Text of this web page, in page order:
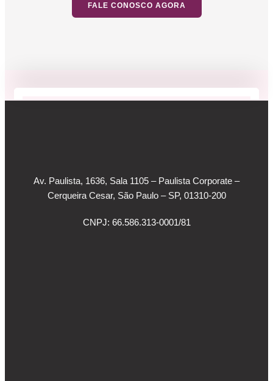
FALE CONOSCO AGORA
Av. Paulista, 1636, Sala 1105 – Paulista Corporate –
Cerqueira Cesar, São Paulo – SP, 01310-200
CNPJ: 66.586.313-0001/81